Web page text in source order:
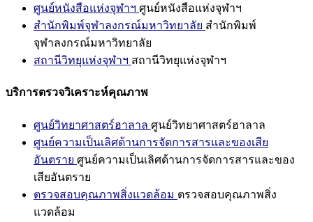
ศูนย์หนังสือแห่งจุฬาฯ ศูนย์หนังสือแห่งจุฬาฯ
สำนักพิมพ์จุฬาลงกรณ์มหาวิทยาลัย สำนักพิมพ์
จุฬาลงกรณ์มหาวิทยาลัย
สถานีวิทยุแห่งจุฬาฯ สถานีวิทยุแห่งจุฬาฯ
บริการตรวจวิเคราะห์คุณภาพ
ศูนย์วิทยาศาสตร์ฮาลาล ศูนย์วิทยาศาสตร์ฮาลาล
ศูนย์ความเป็นเลิศด้านการจัดการสารและของเสีย
อันตราย ศูนย์ความเป็นเลิศด้านการจัดการสารและของ
เสียอันตราย
ตรวจสอบคุณภาพสิ่งแวดล้อม ตรวจสอบคุณภาพสิ่ง
แวดล้อม